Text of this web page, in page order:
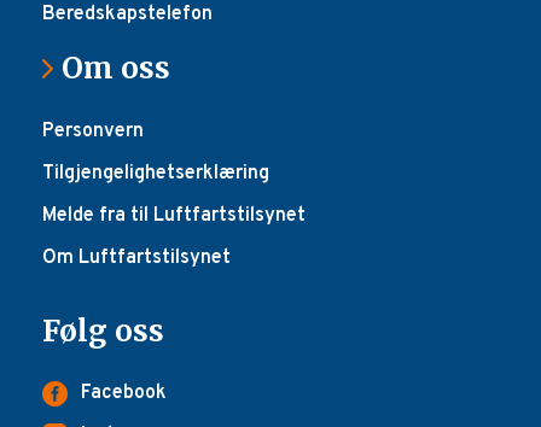
Beredskapstelefon
Om oss
Personvern
Tilgjengelighetserklæring
Melde fra til Luftfartstilsynet
Om Luftfartstilsynet
Følg oss
Facebook